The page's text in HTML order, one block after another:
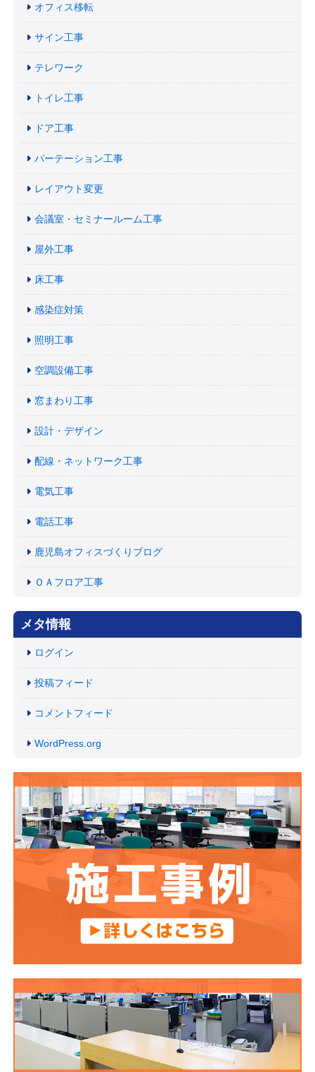
オフィス移転
サイン工事
テレワーク
トイレ工事
ドア工事
パーテーション工事
レイアウト変更
会議室・セミナールーム工事
屋外工事
床工事
感染症対策
照明工事
空調設備工事
窓まわり工事
設計・デザイン
配線・ネットワーク工事
電気工事
電話工事
鹿児島オフィスづくりブログ
ＯＡフロア工事
メタ情報
ログイン
投稿フィード
コメントフィード
WordPress.org